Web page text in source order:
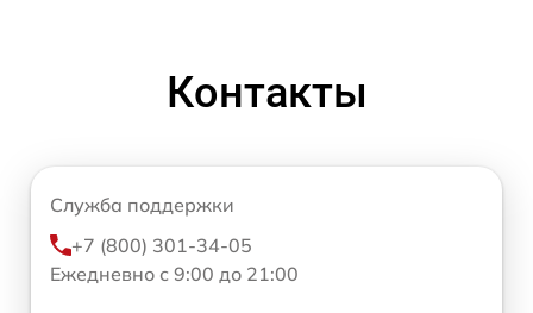
Контакты
Служба поддержки
+7 (800) 301-34-05
Ежедневно с 9:00 до 21:00